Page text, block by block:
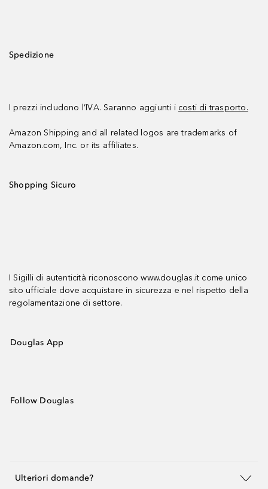
Spedizione
I prezzi includono l’IVA. Saranno aggiunti i costi di trasporto.
Amazon Shipping and all related logos are trademarks of
Amazon.com, Inc. or its affiliates.
Shopping Sicuro
I Sigilli di autenticità riconoscono www.douglas.it come unico
sito ufficiale dove acquistare in sicurezza e nel rispetto della
regolamentazione di settore.
Douglas App
Follow Douglas
Ulteriori domande?